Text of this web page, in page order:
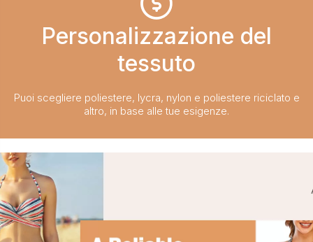
Personalizzazione del
tessuto​​​​​​​
Puoi scegliere poliestere, lycra, nylon e poliestere riciclato e
altro, in base alle tue esigenze.